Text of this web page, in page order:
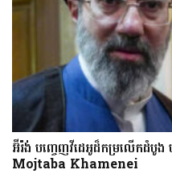
អ៊ីរ៉ង់ បញ្ចេញវីដេអូដ៏កម្រលើក​ដំបូង
Mojtaba Khamenei